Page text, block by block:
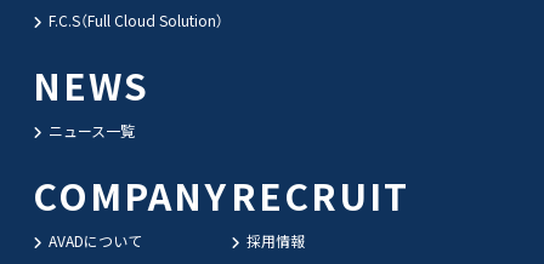
F.C.S（Full Cloud Solution）
NEWS
ニュース一覧
COMPANY
AVADについて
RECRUIT
採用情報